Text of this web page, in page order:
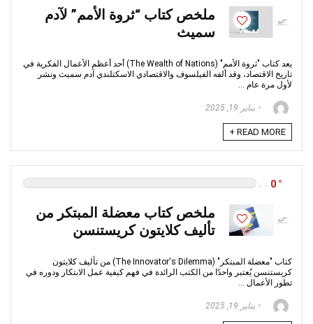
ملخص كتاب “ثروة الأمم” لآدم
سميث
يعد كتاب "ثروة الأمم" (The Wealth of Nations) أحد أعظم الأعمال الفكرية في
تاريخ الاقتصاد، وقد ألفه الفيلسوف والاقتصادي الاسكتلندي آدم سميث ونشر
لأول مرة عام ...
يناير 19, 2025
READ MORE +
0
ملخص كتاب معضلة المبتكر من
تأليف كلايتون كريستنسن
كتاب "معضلة المبتكر" (The Innovator's Dilemma) من تأليف كلايتون
كريستنسن يُعتبر واحدًا من الكتب الرائدة في فهم كيفية عمل الابتكار ودوره في
تطور الأعمال ...
يناير 19, 2025